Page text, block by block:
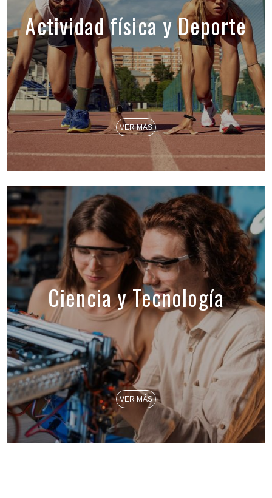
Actividad física y Deporte
VER MÁS
Ciencia y Tecnología
VER MÁS